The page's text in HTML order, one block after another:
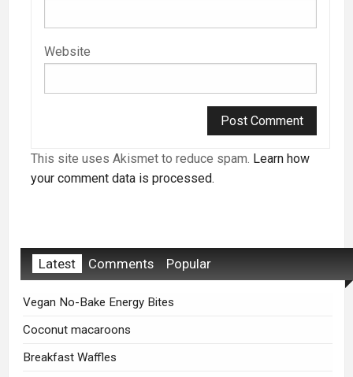
Website
This site uses Akismet to reduce spam. Learn how
your comment data is processed.
Latest Comments Popular
Vegan No-Bake Energy Bites
Coconut macaroons
Breakfast Waffles